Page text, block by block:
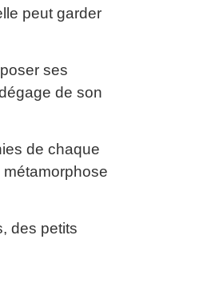
peut garder
ses
de son
de chaque
des petits